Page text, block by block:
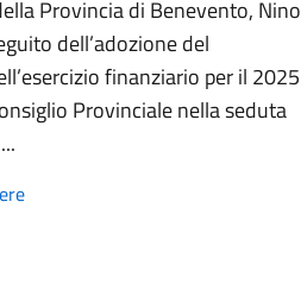
Provincia di Benevento, Nino
dell’adozione del
finanziario per il 2025
Provinciale nella seduta